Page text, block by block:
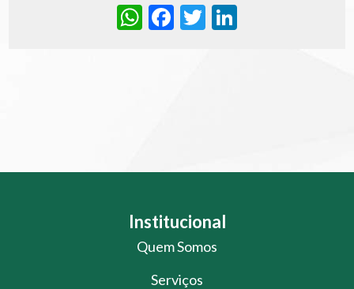
WhatsApp
Facebook
Twitter
Institucional
Quem Somos
Serviços